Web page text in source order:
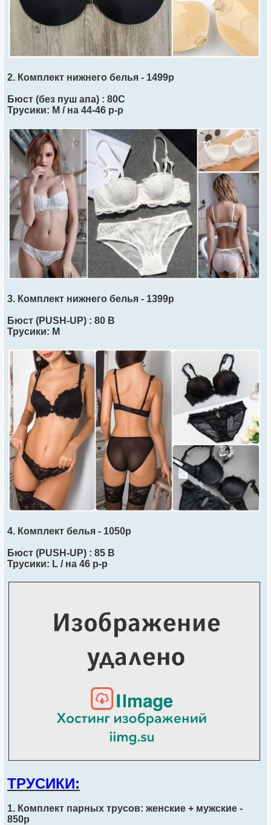
2. Комплект нижнего белья - 1499р
Бюст (без пуш апа) : 80C
Трусики: М / на 44-46 р-р
3. Комплект нижнего белья - 1399р
Бюст (PUSH-UP) : 80 В
Трусики: М
4. Комплект белья - 1050р
Бюст (PUSH-UP) : 85 В
Трусики: L / на 46 р-р
ТРУСИКИ:
1. Комплект парных трусов: женские + мужские -
850р